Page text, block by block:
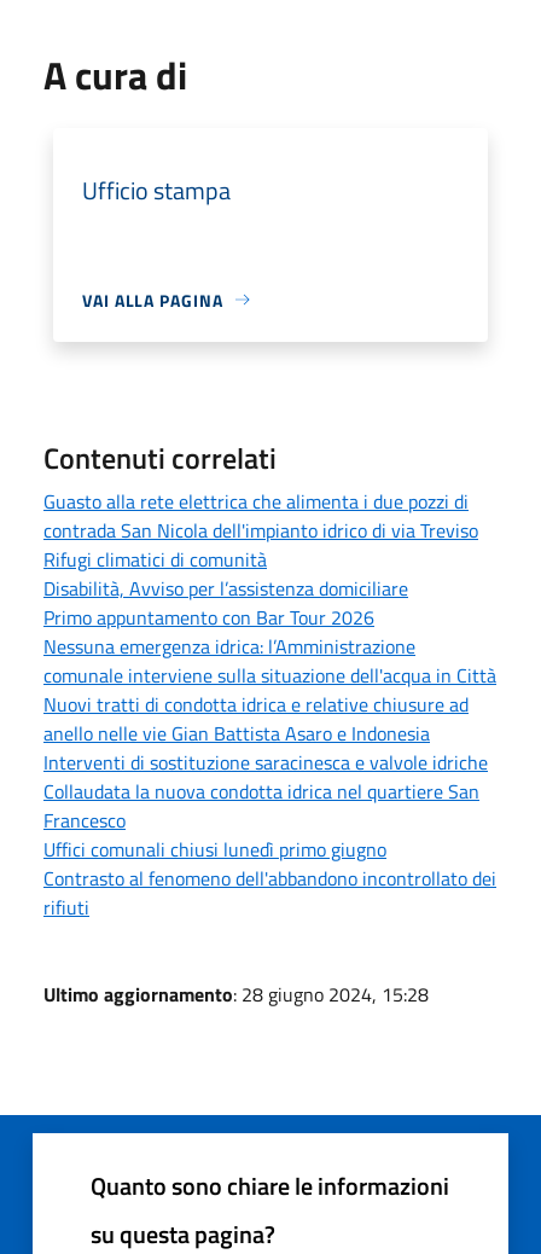
A cura di
Ufficio stampa
VAI ALLA PAGINA
Contenuti correlati
Guasto alla rete elettrica che alimenta i due pozzi di
contrada San Nicola dell'impianto idrico di via Treviso
Rifugi climatici di comunità
Disabilità, Avviso per l’assistenza domiciliare
Primo appuntamento con Bar Tour 2026
Nessuna emergenza idrica: l’Amministrazione
comunale interviene sulla situazione dell'acqua in Città
Nuovi tratti di condotta idrica e relative chiusure ad
anello nelle vie Gian Battista Asaro e Indonesia
Interventi di sostituzione saracinesca e valvole idriche
Collaudata la nuova condotta idrica nel quartiere San
Francesco
Uffici comunali chiusi lunedì primo giugno
Contrasto al fenomeno dell'abbandono incontrollato dei
rifiuti
Ultimo aggiornamento: 28 giugno 2024, 15:28
Quanto sono chiare le informazioni
su questa pagina?